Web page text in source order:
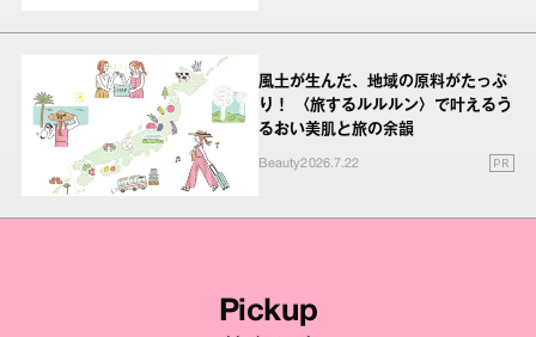
風土が生んだ、地域の原料がたっぷ
り！ 〈旅するルルルン〉で叶えるう
るおい美肌と旅の余韻
Beauty2026.7.22 PR
Pickup